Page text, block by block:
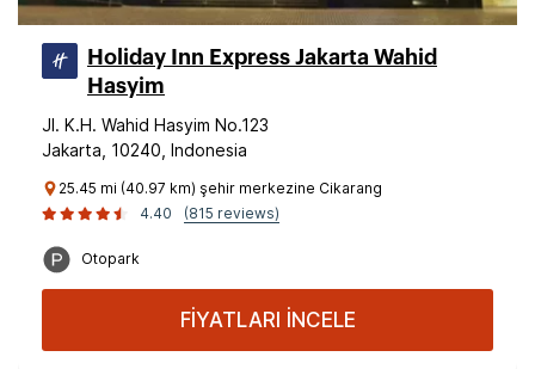
Holiday Inn Express Jakarta Wahid
Hasyim
Jl. K.H. Wahid Hasyim No.123
Jakarta, 10240, Indonesia
25.45 mi (40.97 km) şehir merkezine Cikarang
4.40
(815 reviews)
Otopark
FİYATLARI İNCELE